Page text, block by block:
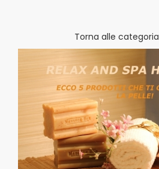
Torna alle categoria